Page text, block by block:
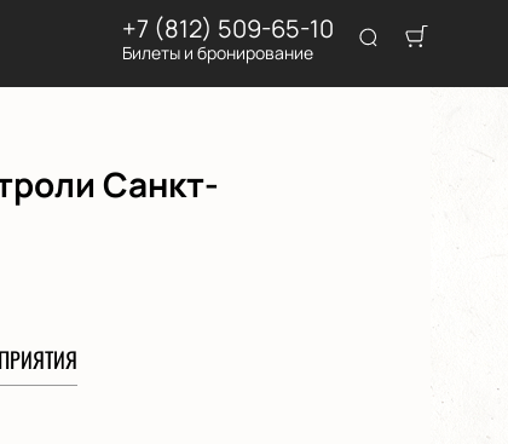
+7 (812) 509-65-10
Билеты и бронирование
Санкт-